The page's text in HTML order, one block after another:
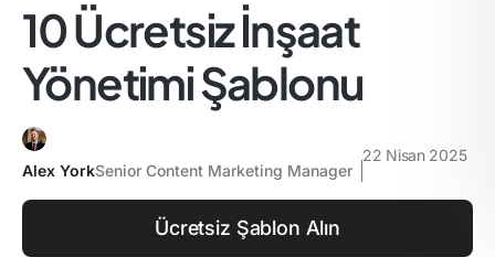
10 Ücretsiz İnşaat
Yönetimi Şablonu
Alex YorkSenior Content Marketing Manager
22 Nisan 2025
Ücretsiz Şablon Alın